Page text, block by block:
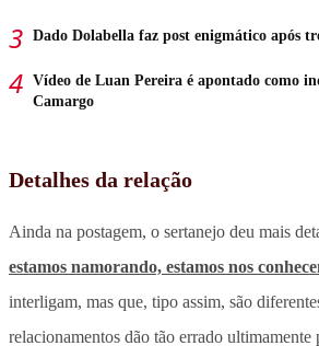
Dado Dolabella faz post enigmático após
Vídeo de Luan Pereira é apontado como
Camargo
Detalhes da relação
Ainda na postagem, o sertanejo deu mais
estamos namorando, estamos nos
interligam, mas que, tipo assim, são
relacionamentos dão tão errado ultimamente